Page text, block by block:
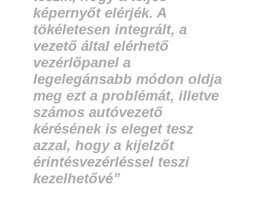
képernyőt elérjék. A
tökéletesen integrált, a
vezető által elérhető
vezérlőpanel a
legelegánsabb módon oldja
meg ezt a problémát, illetve
számos autóvezető
kérésének is eleget tesz
azzal, hogy a kijelzőt
érintésvezérléssel teszi
kezelhetővé”